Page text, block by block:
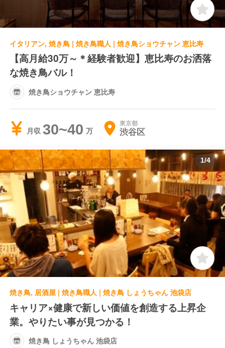
イタリアン, 焼き鳥 | 焼き鳥職人 | 焼き鳥ショウチャン 恵比寿
【高月給30万～＊経験者歓迎】恵比寿のお洒落
な焼き鳥バル！
焼き鳥ショウチャン 恵比寿
月収 30~40 東京都
渋谷区
1/4
焼き鳥, 居酒屋 | 焼き鳥職人 | 焼き鳥 しょうちゃん 池袋店
キャリア×健康で新しい価値を創造する上昇企
業。やりたい事が見つかる！
焼き鳥 しょうちゃん 池袋店